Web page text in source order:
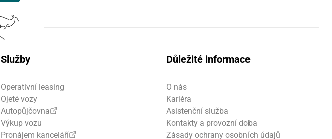
Služby
Operativní leasing
Ojeté vozy
Autopůjčovna
Výkup vozu
Pronájem kanceláří
Důležité informace
O nás
Kariéra
Asistenční služba
Kontakty a provozní doba
Zásady ochrany osobních údajů